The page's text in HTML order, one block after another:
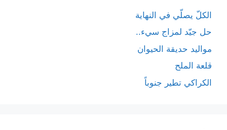
الكلّ يصلّي في النهاية
حل جيّد لمزاج سيء..
مواليد حديقة الحيوان
قلعة الملح
الكراكي تطير جنوباً